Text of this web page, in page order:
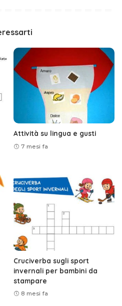
Attività su lingua e gusti
7 mesi fa
Cruciverba sugli sport
invernali per bambini da
stampare
8 mesi fa